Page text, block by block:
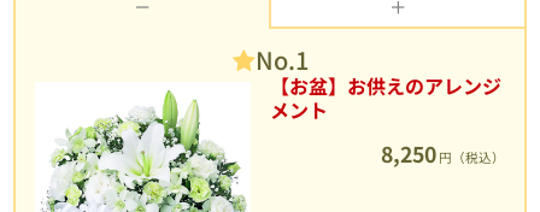
No.1
【お盆】お供えのアレンジ
メント
8,250 円（税込）